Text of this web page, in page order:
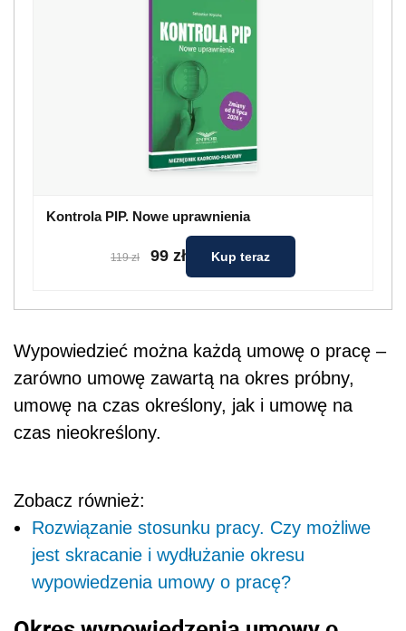
Kontrola PIP. Nowe uprawnienia
119 zł 99 zł Kup teraz
Wypowiedzieć można każdą umowę o pracę –
zarówno umowę zawartą na okres próbny,
umowę na czas określony, jak i umowę na
czas nieokreślony.
Zobacz również:
Rozwiązanie stosunku pracy. Czy możliwe
jest skracanie i wydłużanie okresu
wypowiedzenia umowy o pracę?